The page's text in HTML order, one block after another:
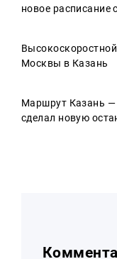
новое расписание
Москвы в Казань
Маршрут Казань —
сделал новую